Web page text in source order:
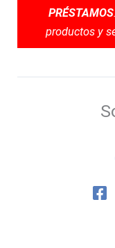
PRÉSTAMOS
productos y